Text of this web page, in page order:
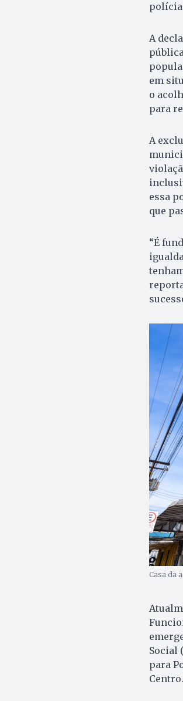
polícia
A
em
o
para
A
essa
que
“É
Casa da
Social
para
Centro.